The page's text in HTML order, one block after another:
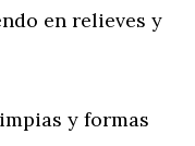
en relieves y
y formas